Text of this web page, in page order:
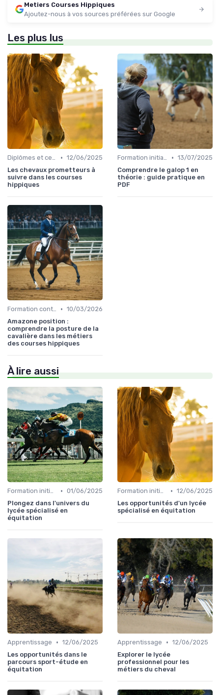
Metiers Courses Hippiques
Ajoutez-nous à vos sources préférées sur Google
Les plus lus
Diplômes et certifications • 12/06/2025
Les chevaux prometteurs à
suivre dans les courses
hippiques
Formation initiale • 13/07/2025
Comprendre le galop 1 en
théorie : guide pratique en
PDF
Formation continue • 10/03/2026
Amazone position :
comprendre la posture de la
cavalière dans les métiers
des courses hippiques
À lire aussi
Formation initiale • 01/06/2025
Plongez dans l'univers du
lycée spécialisé en
équitation
Formation initiale • 12/06/2025
Les opportunités d'un lycée
spécialisé en équitation
Apprentissage • 12/06/2025
Les opportunités dans le
parcours sport-étude en
équitation
Apprentissage • 12/06/2025
Explorer le lycée
professionnel pour les
métiers du cheval